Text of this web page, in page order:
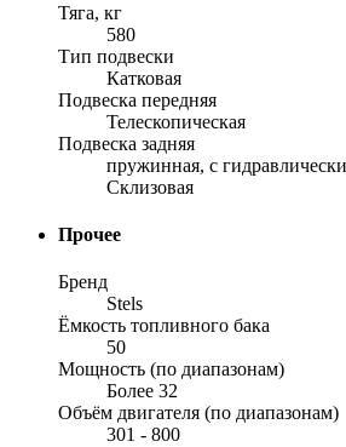
Тяга, кг
580
Тип подвески
Катковая
Подвеска передняя
Телескопическая
Подвеска задняя
пружинная, с
Склизовая
Прочее
Бренд
Stels
Ёмкость топливного бака
50
Мощность (по диапазонам)
Более 32
Объём двигателя (по диапазонам)
301 - 800